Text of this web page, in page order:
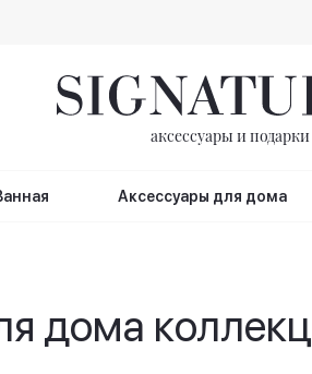
аксессуары и подарки
Аксессуары для дома
дома